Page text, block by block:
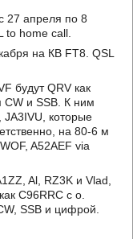
27 апреля по 8
to home call.
на КВ FT8. QSL
будут QRV как
и SSB. К ним
JA3IVU, которые
на 80-6 м
A52AEF via
Al, RZ3K и Vlad,
C96RRC с о.
SSB и цифрой.